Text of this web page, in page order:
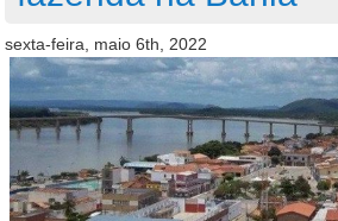
sexta-feira, maio 6th, 2022